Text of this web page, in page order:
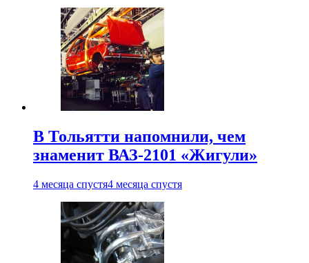
В Тольятти напомнили, чем
знаменит ВАЗ-2101 «Жигули»
4 месяца спустя4 месяца спустя